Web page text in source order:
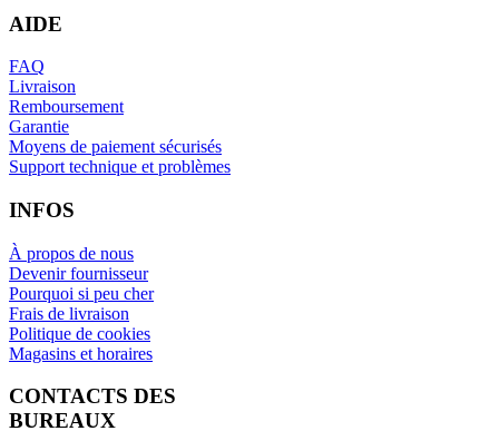
AIDE
FAQ
Livraison
Remboursement
Garantie
Moyens de paiement sécurisés
Support technique et problèmes
INFOS
À propos de nous
Devenir fournisseur
Pourquoi si peu cher
Frais de livraison
Politique de cookies
Magasins et horaires
CONTACTS DES
BUREAUX